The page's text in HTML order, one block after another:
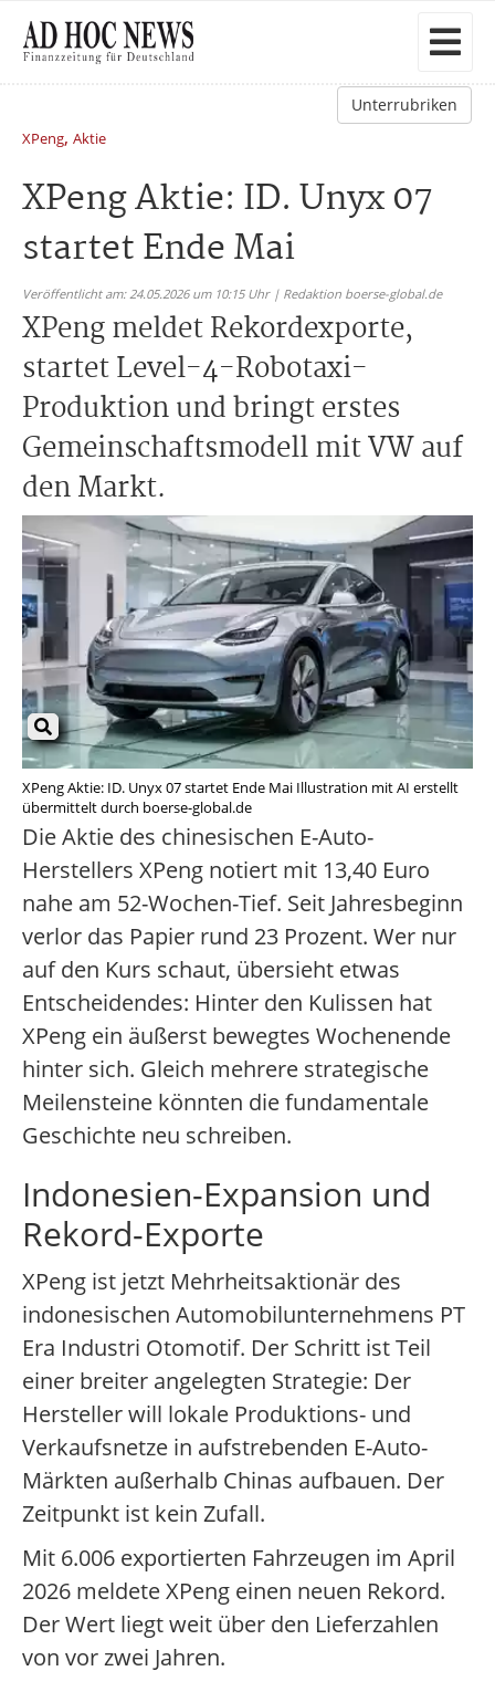
Unterrubriken
XPeng, Aktie
XPeng Aktie: ID. Unyx 07
startet Ende Mai
Veröffentlicht am: 24.05.2026 um 10:15 Uhr | Redaktion boerse-global.de
XPeng meldet Rekordexporte,
startet Level-4-Robotaxi-
Produktion und bringt erstes
Gemeinschaftsmodell mit VW auf
den Markt.
XPeng Aktie: ID. Unyx 07 startet Ende Mai Illustration mit AI erstellt
übermittelt durch boerse-global.de
Die Aktie des chinesischen E-Auto-
Herstellers XPeng notiert mit 13,40 Euro
nahe am 52-Wochen-Tief. Seit Jahresbeginn
verlor das Papier rund 23 Prozent. Wer nur
auf den Kurs schaut, übersieht etwas
Entscheidendes: Hinter den Kulissen hat
XPeng ein äußerst bewegtes Wochenende
hinter sich. Gleich mehrere strategische
Meilensteine könnten die fundamentale
Geschichte neu schreiben.
Indonesien-Expansion und
Rekord-Exporte
XPeng ist jetzt Mehrheitsaktionär des
indonesischen Automobilunternehmens PT
Era Industri Otomotif. Der Schritt ist Teil
einer breiter angelegten Strategie: Der
Hersteller will lokale Produktions- und
Verkaufsnetze in aufstrebenden E-Auto-
Märkten außerhalb Chinas aufbauen. Der
Zeitpunkt ist kein Zufall.
Mit 6.006 exportierten Fahrzeugen im April
2026 meldete XPeng einen neuen Rekord.
Der Wert liegt weit über den Lieferzahlen
von vor zwei Jahren.